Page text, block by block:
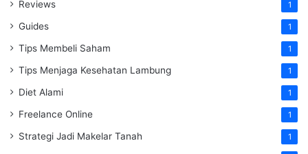
Reviews 1
Guides 1
Tips Membeli Saham 1
Tips Menjaga Kesehatan Lambung 1
Diet Alami 1
Freelance Online 1
Strategi Jadi Makelar Tanah 1